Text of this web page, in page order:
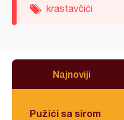
krastavčići
Najnoviji
Pužići sa sirom